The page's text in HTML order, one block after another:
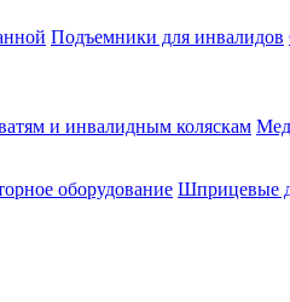
Подъемники для инвалидов
и инвалидным коляскам
оборудование Шприцевые